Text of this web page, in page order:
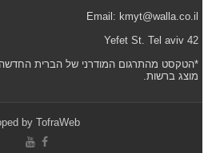
Email: kmyt@walla.co.il
42 Yefet St. Tel aviv
*הטקסט מהתרגום המודרני של הברית
מוצג ברשות.
by TofraWeb